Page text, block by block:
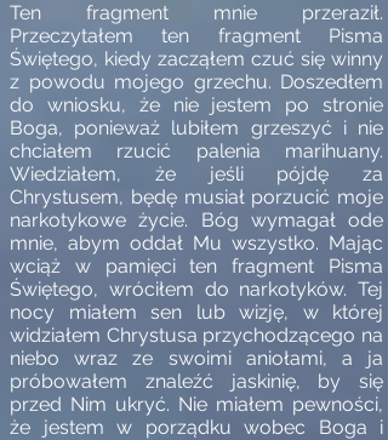
Ten fragment mnie przeraził.
Przeczytałem ten fragment Pisma
Świętego, kiedy zacząłem czuć się winny
z powodu mojego grzechu. Doszedłem
do wniosku, że nie jestem po stronie
Boga, ponieważ lubiłem grzeszyć i nie
chciałem rzucić palenia marihuany.
Wiedziałem, że jeśli pójdę za
Chrystusem, będę musiał porzucić moje
narkotykowe życie. Bóg wymagał ode
mnie, abym oddał Mu wszystko. Mając
wciąż w pamięci ten fragment Pisma
Świętego, wróciłem do narkotyków. Tej
nocy miałem sen lub wizję, w której
widziałem Chrystusa przychodzącego na
niebo wraz ze swoimi aniołami, a ja
próbowałem znaleźć jaskinię, by się
przed Nim ukryć. Nie miałem pewności,
że jestem w porządku wobec Boga i